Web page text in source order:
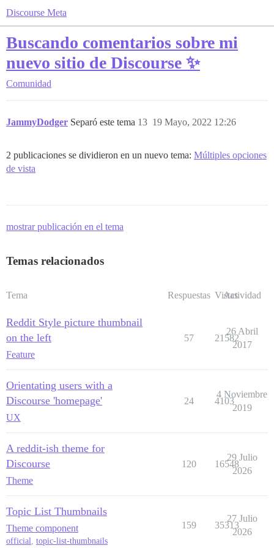
Discourse Meta
Buscando comentarios sobre mi
nuevo sitio de Discourse ✨
Comunidad
JammyDodger Separó este tema 19 Mayo, 2022 12:26
13
2 publicaciones se dividieron en un nuevo tema: Múltiples opciones
de vista
mostrar publicación en el tema
Temas relacionados
Tema Respuestas Vistas
Actividad
Reddit Style picture thumbnail
on the left
Feature
57 21582
26 Abril
2017
Orientating users with a
Discourse 'homepage'
UX
24 4103
4 Noviembre
2019
A reddit-ish theme for
Discourse
Theme
120 16548
29 Julio
2026
Topic List Thumbnails
Theme component
official, topic-list-thumbnails
159 35313
27 Julio
2026